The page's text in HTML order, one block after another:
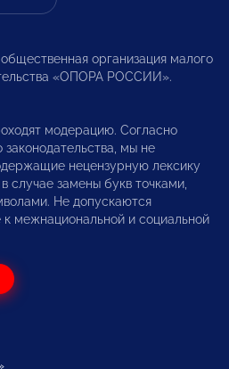
организация малого
«ОПОРА РОССИИ».
модерацию. Согласно
мы не
нецензурную лексику
случае замены букв точками,
Не допускаются
межнациональной и социальной